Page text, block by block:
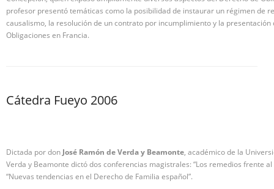
profesor presentó temáticas como la posibilidad de instaurar un régimen de
causalismo, la resolución de un contrato por incumplimiento y la
Obligaciones en Francia.
Cátedra Fueyo 2006
Dictada por don José Ramón de Verda y Beamonte, académico de la
Verda y Beamonte dictó dos conferencias magistrales: “Los remedios frente
“Nuevas tendencias en el Derecho de Familia español”.